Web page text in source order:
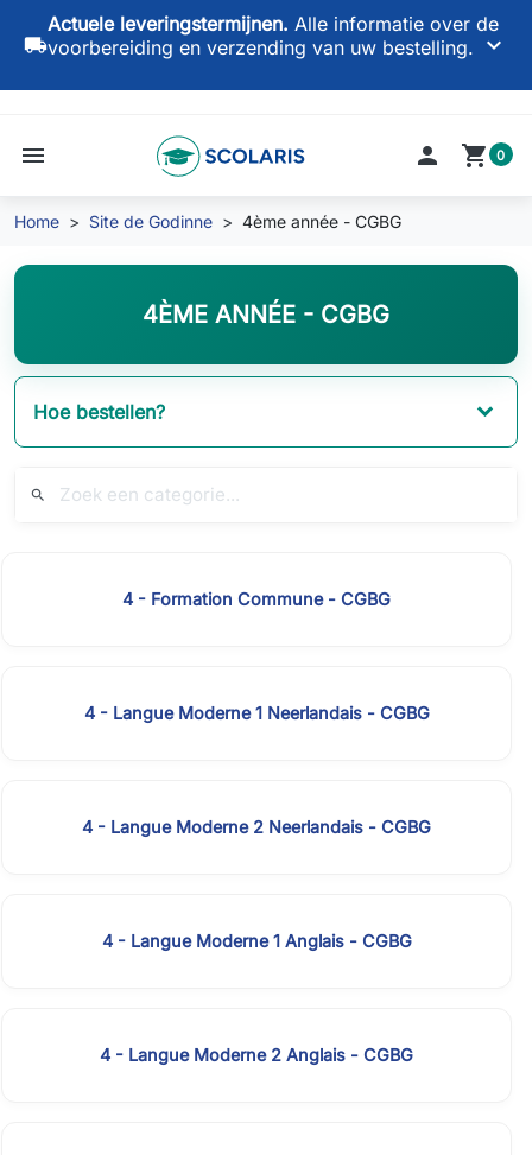
local_shipping
Actuele leveringstermijnen. Alle informatie over de
voorbereiding en verzending van uw bestelling. keyboard_arrow_down
menu  shopping_cart 0
Home Site de Godinne 4ème année - CGBG
4ÈME ANNÉE - CGBG
Hoe bestellen?
search
4 - Formation Commune - CGBG
4 - Langue Moderne 1 Neerlandais - CGBG
4 - Langue Moderne 2 Neerlandais - CGBG
4 - Langue Moderne 1 Anglais - CGBG
4 - Langue Moderne 2 Anglais - CGBG